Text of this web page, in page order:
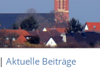
|Aktuelle Beiträge